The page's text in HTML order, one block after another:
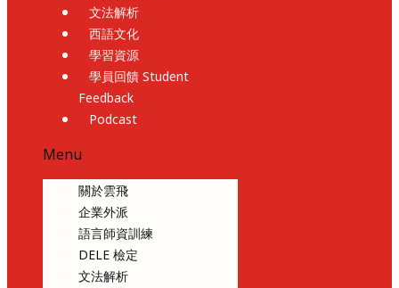
文法解析
西語文化
學習資源
學員回饋 Student
Feedback
Podcast
Menu
關於雲飛
企業外派
語言師資訓練
DELE 檢定
文法解析